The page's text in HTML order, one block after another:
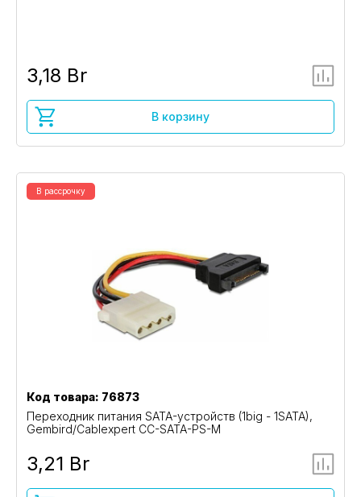
3,18 Br
В корзину
В рассрочку
Код товара: 76873
Переходник питания SATA-устройств (1big - 1SATA),
Gembird/Cablexpert CC-SATA-PS-M
3,21 Br